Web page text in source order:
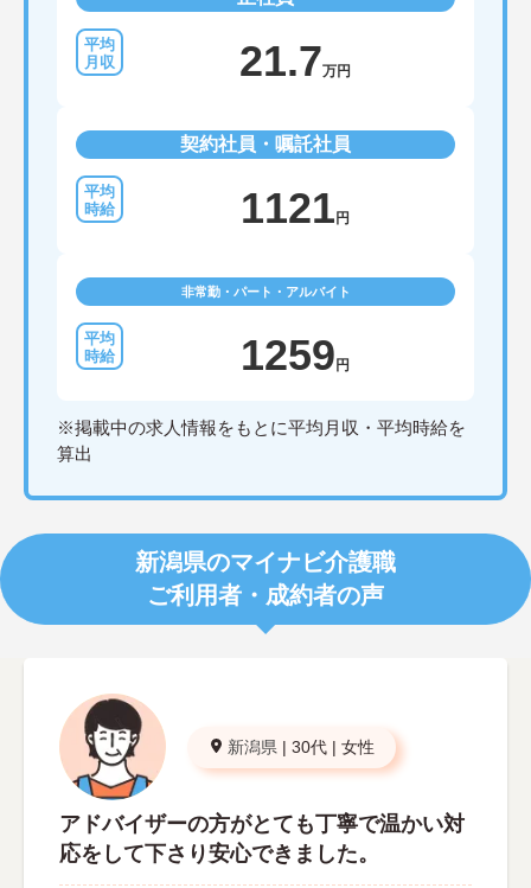
21.7万円
契約社員・嘱託社員
1121 円
非常勤・パート・アルバイト
1259 円
※掲載中の求人情報をもとに平均月収・平均時給を
算出
新潟県のマイナビ介護職
ご利用者・成約者の声
新潟県 | 30代 | 女性
アドバイザーの方がとても丁寧で温かい対
応をして下さり安心できました。